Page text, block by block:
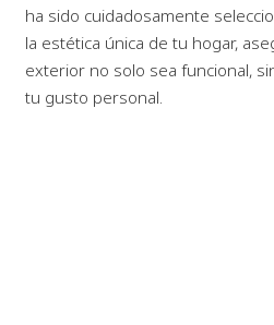
ha sido cuidadosamente
la estética única de tu hogar,
exterior no solo sea funcional,
tu gusto personal.